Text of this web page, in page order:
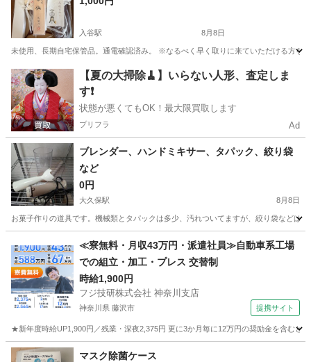
入谷駅 8月8日
未使用、長期自宅保管品。通電確認済み。 ※なるべく早く取りに来ていただける方
東京 台東区 入谷駅 冠婚葬祭
【夏の大掃除🧹】いらない人形、査定しま
す❗️
状態が悪くてもOK！最大限買取します
プリフラ Ad
ブレンダー、ハンドミキサー、タパック、絞り袋
など
0円
大久保駅 8月8日
お菓子作りの道具です。機械類とタパックは多少、汚れついてますが、絞り袋などは
大久保駅 家庭用品
≪寮無料・月収43万円・派遣社員≫自動車系工場
での組立・加工・プレス 交替制
時給1,900円
フジ技研株式会社 神奈川支店
神奈川県 藤沢市 提携サイト
★新年度時給UP1,900円／残業・深夜2,375円 更に3か月毎に12万円の奨励金を含む
神奈川 藤沢市 その他
マスク除菌ケース